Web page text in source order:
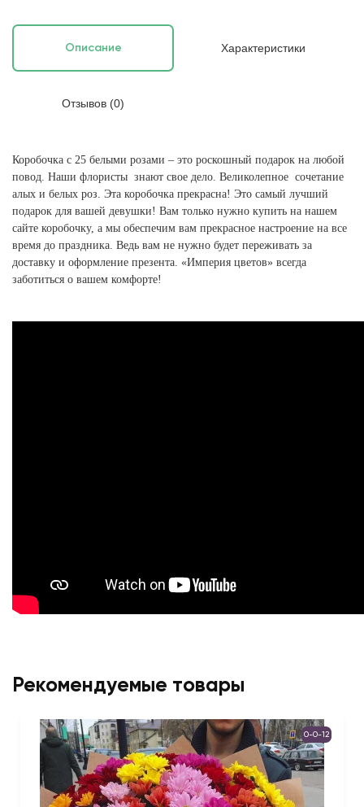
Описание Характеристики
Отзывов (0)
Коробочка с 25 белыми розами – это роскошный подарок на любой
повод. Наши флористы знают свое дело. Великолепное сочетание
алых и белых роз. Эта коробочка прекрасна! Это самый лучший
подарок для вашей девушки! Вам только нужно купить на нашем
сайте коробочку, а мы обеспечим вам прекрасное настроение на все
время до праздника. Ведь вам не нужно будет переживать за
доставку и оформление презента. «Империя цветов» всегда
заботиться о вашем комфорте!
Рекомендуемые товары
0-0-12